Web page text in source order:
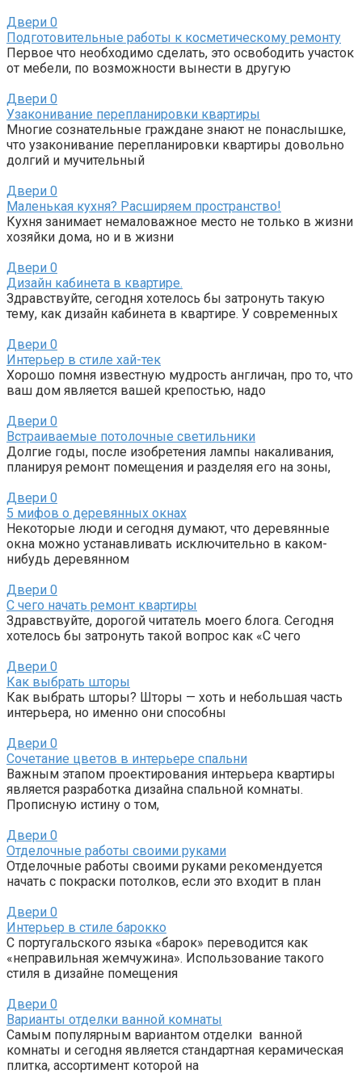
Двери 0
Подготовительные работы к косметическому ремонту
Первое что необходимо сделать, это освободить участок
от мебели, по возможности вынести в другую
Двери 0
Узаконивание перепланировки квартиры
Многие сознательные граждане знают не понаслышке,
что узаконивание перепланировки квартиры довольно
долгий и мучительный
Двери 0
Маленькая кухня? Расширяем пространство!
Кухня занимает немаловажное место не только в жизни
хозяйки дома, но и в жизни
Двери 0
Дизайн кабинета в квартире.
Здравствуйте, сегодня хотелось бы затронуть такую
тему, как дизайн кабинета в квартире. У современных
Двери 0
Интерьер в стиле хай-тек
Хорошо помня известную мудрость англичан, про то, что
ваш дом является вашей крепостью, надо
Двери 0
Встраиваемые потолочные светильники
Долгие годы, после изобретения лампы накаливания,
планируя ремонт помещения и разделяя его на зоны,
Двери 0
5 мифов о деревянных окнах
Некоторые люди и сегодня думают, что деревянные
окна можно устанавливать исключительно в каком-
нибудь деревянном
Двери 0
C чего начать ремонт квартиры
Здравствуйте, дорогой читатель моего блога. Сегодня
хотелось бы затронуть такой вопрос как «С чего
Двери 0
Как выбрать шторы
Как выбрать шторы? Шторы — хоть и небольшая часть
интерьера, но именно они способны
Двери 0
Сочетание цветов в интерьере спальни
Важным этапом проектирования интерьера квартиры
является разработка дизайна спальной комнаты.
Прописную истину о том,
Двери 0
Отделочные работы своими руками
Отделочные работы своими руками рекомендуется
начать с покраски потолков, если это входит в план
Двери 0
Интерьер в стиле барокко
С португальского языка «барок» переводится как
«неправильная жемчужина». Использование такого
стиля в дизайне помещения
Двери 0
Варианты отделки ванной комнаты
Самым популярным вариантом отделки ванной
комнаты и сегодня является стандартная керамическая
плитка, ассортимент которой на